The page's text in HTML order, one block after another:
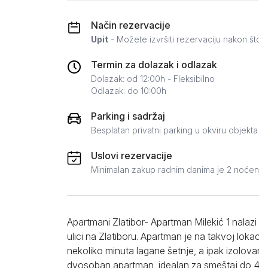
Način rezervacije
Upit - Možete izvršiti rezervaciju nakon
Termin za dolazak i odlazak
Dolazak: od 12:00h - Fleksibilno
Odlazak: do 10:00h
Parking i sadržaj
Besplatan privatni parking u okviru objekta
Uslovi rezervacije
Minimalan zakup radnim danima je 2
Apartmani Zlatibor- Apartman Milekić 1
ulici na Zlatiboru. Apartman je na takvoj
nekoliko minuta lagane šetnje, a ipak
dvosoban apartman, idealan za smeštaj do